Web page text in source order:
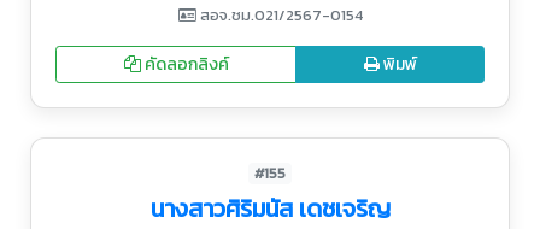
สอจ.ชม.021/2567-0154
คัดลอกลิงค์ พิมพ์
#155
นางสาวศิริมนัส เดชเจริญ